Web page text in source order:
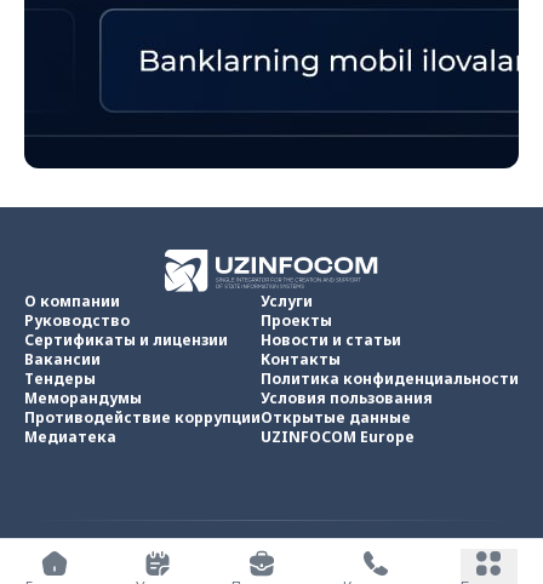
О компании
Руководство
Сертификаты и лицензии
Вакансии
Тендеры
Меморандумы
Противодействие коррупции
Медиатека
Услуги
Проекты
Новости и статьи
Контакты
Политика конфиденциальности
Условия пользования
Открытые данные
UZINFOCOM Europe
UZINFOCOM © 2002 - 2026
Все права защищены